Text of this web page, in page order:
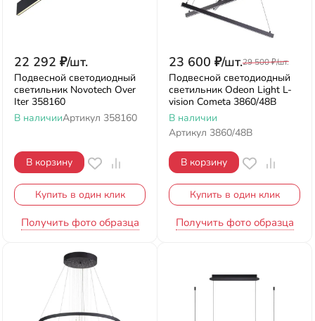
22 292 ₽/шт.
Подвесной светодиодный
светильник Novotech Over
Iter 358160
В наличииАртикул 358160
В корзину
Купить в один клик
Получить фото образца
23 600 ₽/шт.29 500₽/шт.
Подвесной светодиодный
светильник Odeon Light L-
vision Cometa 3860/48B
В наличии
Артикул 3860/48B
В корзину
Купить в один клик
Получить фото образца